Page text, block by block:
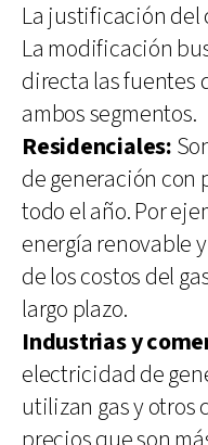
La justificación del
La modificación
directa las fuentes
ambos segmentos.
Residenciales:
de generación con
todo el año. Por
energía renovable
de los costos del
largo plazo.
Industrias y
electricidad de
utilizan gas y otros